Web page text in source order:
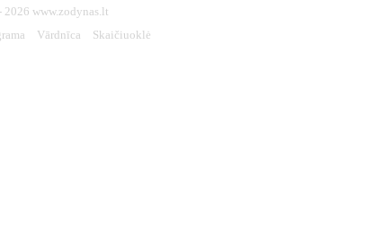
2026 www.zodynas.lt
Vārdnīca Skaičiuoklė